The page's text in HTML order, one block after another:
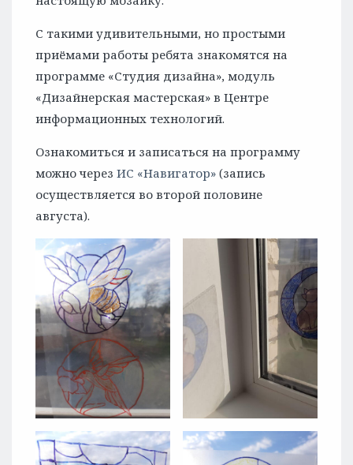
С такими удивительными, но простыми
приёмами работы ребята знакомятся на
программе «Студия дизайна», модуль
«Дизайнерская мастерская» в Центре
информационных технологий.
Ознакомиться и записаться на программу
можно через ИС «Навигатор» (запись
осуществляется во второй половине
августа).